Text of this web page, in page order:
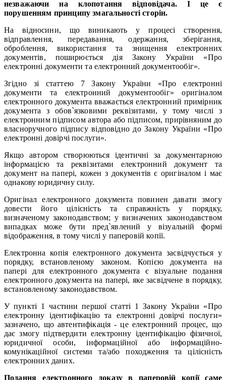
незважаючи на клопотання відповідача. І це є
порушенням принципу змагальності сторін.
На відносини, що виникають у процесі створення,
відправлення, передавання, одержання, зберігання,
оброблення, використання та знищення електронних
документів, поширюється дія Закону України «Про
електронні документи та електронний документообіг».
Згідно зі статтею 7 Закону України «Про електронні
документи та електронний документообіг» оригіналом
електронного документа вважається електронний примірник
документа з обов`язковими реквізитами, у тому числі з
електронним підписом автора або підписом, прирівняним до
власноручного підпису відповідно до Закону України «Про
електронні довірчі послуги».
Якщо автором створюються ідентичні за документарною
інформацією та реквізитами електронний документ та
документ на папері, кожен з документів є оригіналом і має
однакову юридичну силу.
Оригінал електронного документа повинен давати змогу
довести його цілісність та справжність у порядку,
визначеному законодавством; у визначених законодавством
випадках може бути пред`явлений у візуальній формі
відображення, в тому числі у паперовій копії.
Електронна копія електронного документа засвідчується у
порядку, встановленому законом. Копією документа на
папері для електронного документа є візуальне подання
електронного документа на папері, яке засвідчене в порядку,
встановленому законодавством.
У пункті 1 частини першої статті 1 Закону України «Про
електронну ідентифікацію та електронні довірчі послуги»
зазначено, що автентифікація - це електронний процес, що
дає змогу підтвердити електронну ідентифікацію фізичної,
юридичної особи, інформаційної або інформаційно-
комунікаційної системи та/або походження та цілісність
електронних даних.
Подання електронного доказу в паперовій копії саме